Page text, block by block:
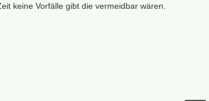
keine Vorfälle gibt die vermeidbar wären.